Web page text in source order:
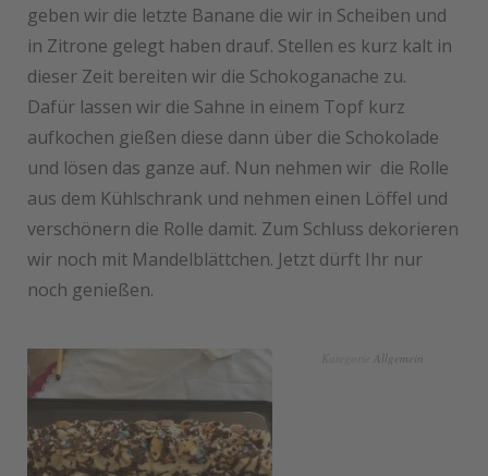
geben wir die letzte Banane die wir in Scheiben und
in Zitrone gelegt haben drauf. Stellen es kurz kalt in
dieser Zeit bereiten wir die Schokoganache zu.
Dafür lassen wir die Sahne in einem Topf kurz
aufkochen gießen diese dann über die Schokolade
und lösen das ganze auf. Nun nehmen wir die Rolle
aus dem Kühlschrank und nehmen einen Löffel und
verschönern die Rolle damit. Zum Schluss dekorieren
wir noch mit Mandelblättchen. Jetzt dürft Ihr nur
noch genießen.
Allgemein